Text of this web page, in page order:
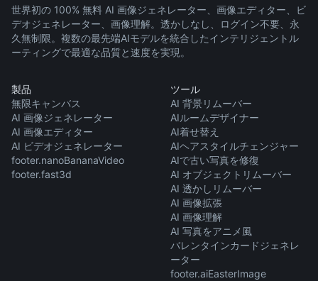
世界初の 100% 無料 AI 画像ジェネレーター、画像エディター、ビ
デオジェネレーター、画像理解。透かしなし、ログイン不要、永
久無制限。複数の最先端AIモデルを統合したインテリジェントル
ーティングで最適な品質と速度を実現。
製品
無限キャンバス
AI 画像ジェネレーター
AI 画像エディター
AI ビデオジェネレーター
footer.nanoBananaVideo
footer.fast3d
ツール
AI 背景リムーバー
AIルームデザイナー
AI着せ替え
AIヘアスタイルチェンジャー
AIで古い写真を修復
AI オブジェクトリムーバー
AI 透かしリムーバー
AI 画像拡張
AI 画像理解
AI 写真をアニメ風
バレンタインカードジェネレ
ーター
footer.aiEasterImage